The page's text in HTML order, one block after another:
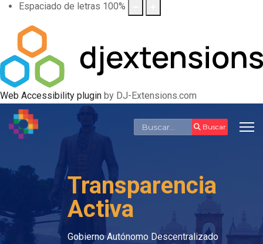
Espaciado de letras 100%
Web Accessibility plugin by DJ-Extensions.com
Buscar Buscar
Transparencia
Activa
Gobierno Autónomo Descentralizado